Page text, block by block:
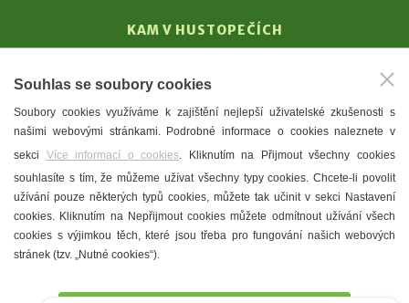
KAM V HUSTOPEČÍCH
T. G. Masaryk
Mandloně
Ubytování
Restaurace
Městské muzeum a galerie
Denní meníčka
Souhlas se soubory cookies
Soubory cookies využíváme k zajištění nejlepší uživatelské zkušenosti s
našimi webovými stránkami. Podrobné informace o cookies naleznete v
sekci Více informací o cookies. Kliknutím na Přijmout všechny cookies
souhlasíte s tím, že můžeme užívat všechny typy cookies. Chcete-li povolit
užívání pouze některých typů cookies, můžete tak učinit v sekci Nastavení
cookies. Kliknutím na Nepřijmout cookies můžete odmítnout užívání všech
cookies s výjimkou těch, které jsou třeba pro fungování našich webových
stránek (tzv. „Nutné cookies“).